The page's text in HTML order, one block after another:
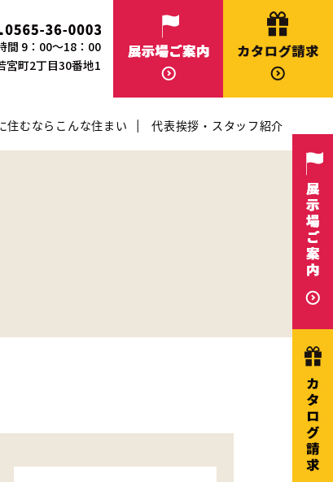
間 9：00～18：00
宮町2丁目30番地1
住むならこんな住まい 代表挨拶・スタッフ紹介